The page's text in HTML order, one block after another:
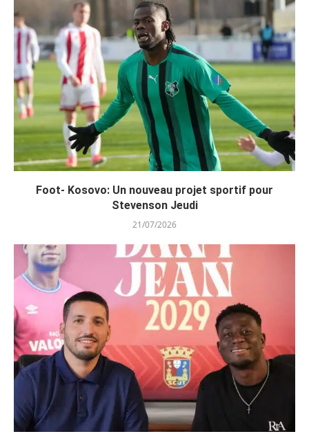
Foot- Kosovo: Un nouveau projet sportif pour
Stevenson Jeudi
21/07/2026